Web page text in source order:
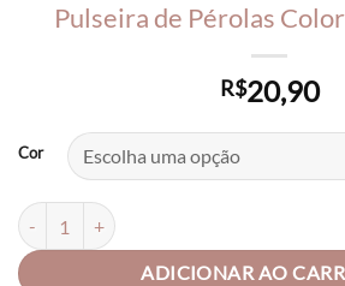
Pulseira de Pérolas
R$20,90
Cor
Pulseira de Pérolas Coloridas Lacinho
ADICIONAR AO